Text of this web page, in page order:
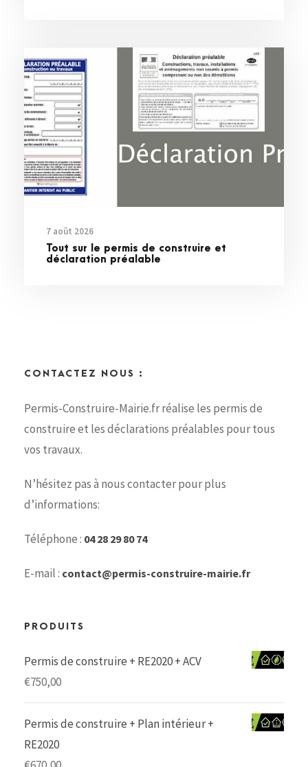
7 août 2026
Tout sur le permis de construire et
déclaration préalable
CONTACTEZ NOUS :
Permis-Construire-Mairie.fr réalise les permis de
construire et les déclarations préalables pour tous
vos travaux.
N’hésitez pas à nous contacter pour plus
d’informations:
Téléphone : 04 28 29 80 74
E-mail : contact@permis-construire-mairie.fr
PRODUITS
Permis de construire + RE2020 + ACV
€750,00
Permis de construire + Plan intérieur +
RE2020